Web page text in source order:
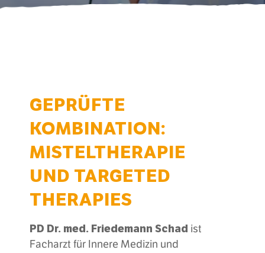
GEPRÜFTE
KOMBINATION:
MISTELTHERAPIE
UND TARGETED
THERAPIES
PD Dr. med. Friedemann Schad ist
Facharzt für Innere Medizin und